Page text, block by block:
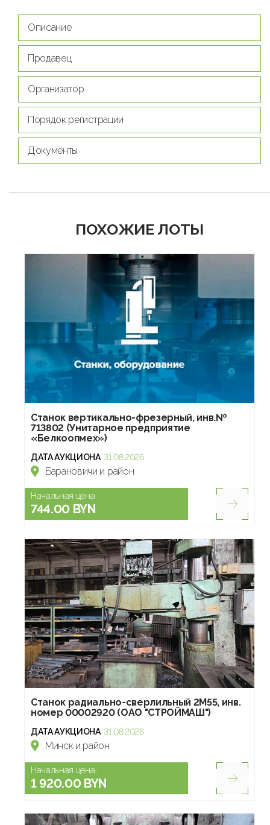
Описание
Продавец
Организатор
Порядок регистрации
Документы
ПОХОЖИЕ ЛОТЫ
Станок вертикально-фрезерный, инв.№
713802 (Унитарное предприятие
«Белкоопмех»)
ДАТА АУКЦИОНА 31.08.2026
Барановичи и район
Начальная цена:
744.00 BYN
Станок радиально-сверлильный 2М55, инв.
номер 00002920 (ОАО "СТРОЙМАШ")
ДАТА АУКЦИОНА 31.08.2026
Минск и район
Начальная цена:
1 920.00 BYN